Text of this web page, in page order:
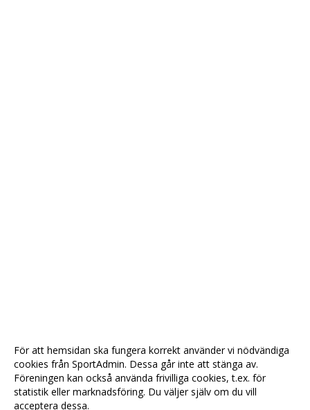
För att hemsidan ska fungera korrekt använder vi nödvändiga
cookies från SportAdmin. Dessa går inte att stänga av.
Föreningen kan också använda frivilliga cookies, t.ex. för
statistik eller marknadsföring. Du väljer själv om du vill
acceptera dessa.